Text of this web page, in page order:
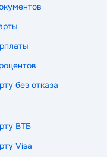
без отказа
ВТБ
Visa